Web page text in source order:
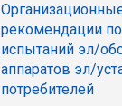
рекомендации
испытаний эл/
аппаратов эл/
потребителей